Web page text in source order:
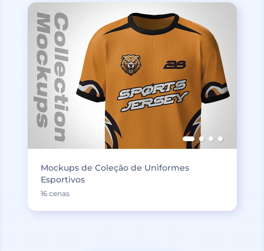
Mockups de Coleção de Uniformes
Esportivos
16 cenas